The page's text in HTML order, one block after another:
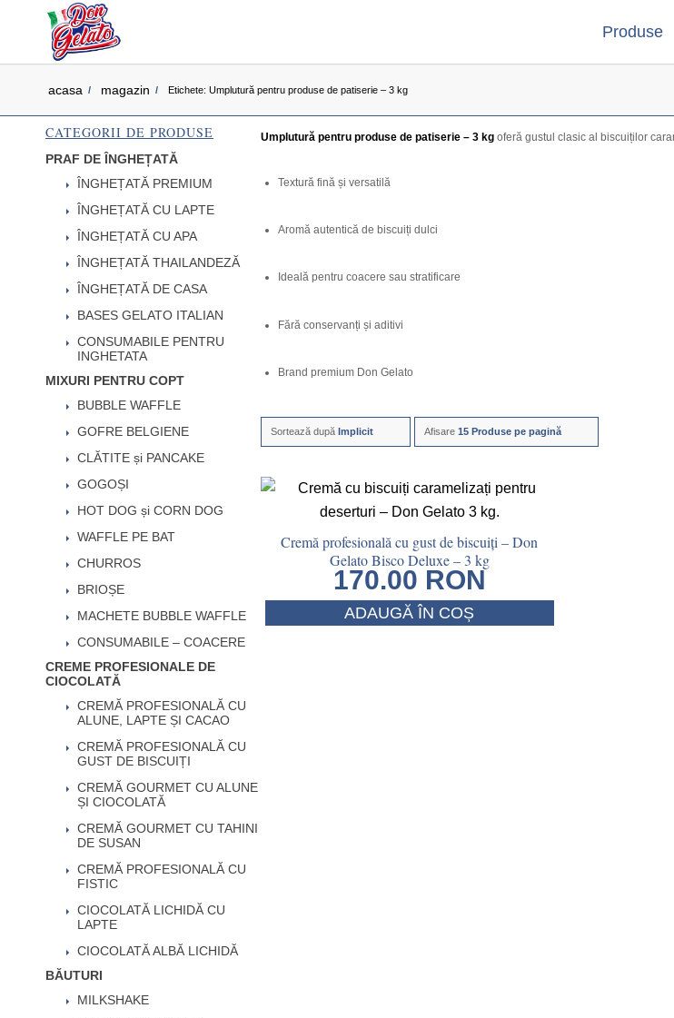
Produse
acasa / magazin / Etichete: Umplutură pentru produse de patiserie – 3 kg
Umplutură pentru produse de patiserie – 3 kgoferă gustul clasic al biscuiților
Textură fină și versatilă
Aromă autentică de biscuiți dulci
Ideală pentru coacere sau stratificare
Fără conservanți și aditivi
Brand premium Don Gelato
Sortează după Implicit Afisare 15 Produse pe pagină
Cremă profesională cu gust de biscuiți – Don
Gelato Bisco Deluxe – 3 kg
170.00 RON
ADAUGĂ ÎN COȘ
CATEGORII DE PRODUSE
PRAF DE ÎNGHEȚATĂ
ÎNGHEȚATĂ PREMIUM
ÎNGHEȚATĂ CU LAPTE
ÎNGHEȚATĂ CU APA
ÎNGHEȚATĂ THAILANDEZĂ
ÎNGHEȚATĂ DE CASA
BASES GELATO ITALIAN
CONSUMABILE PENTRU
INGHETATA
MIXURI PENTRU COPT
BUBBLE WAFFLE
GOFRE BELGIENE
CLĂTITE și PANCAKE
GOGOȘI
HOT DOG și CORN DOG
WAFFLE PE BAT
CHURROS
BRIOȘE
MACHETE BUBBLE WAFFLE
CONSUMABILE – COACERE
CREME PROFESIONALE DE
CIOCOLATĂ
CREMĂ PROFESIONALĂ CU
ALUNE, LAPTE ȘI CACAO
CREMĂ PROFESIONALĂ CU
GUST DE BISCUIȚI
CREMĂ GOURMET CU ALUNE
ȘI CIOCOLATĂ
CREMĂ GOURMET CU TAHINI
DE SUSAN
CREMĂ PROFESIONALĂ CU
FISTIC
CIOCOLATĂ LICHIDĂ CU
LAPTE
CIOCOLATĂ ALBĂ LICHIDĂ
BĂUTURI
MILKSHAKE